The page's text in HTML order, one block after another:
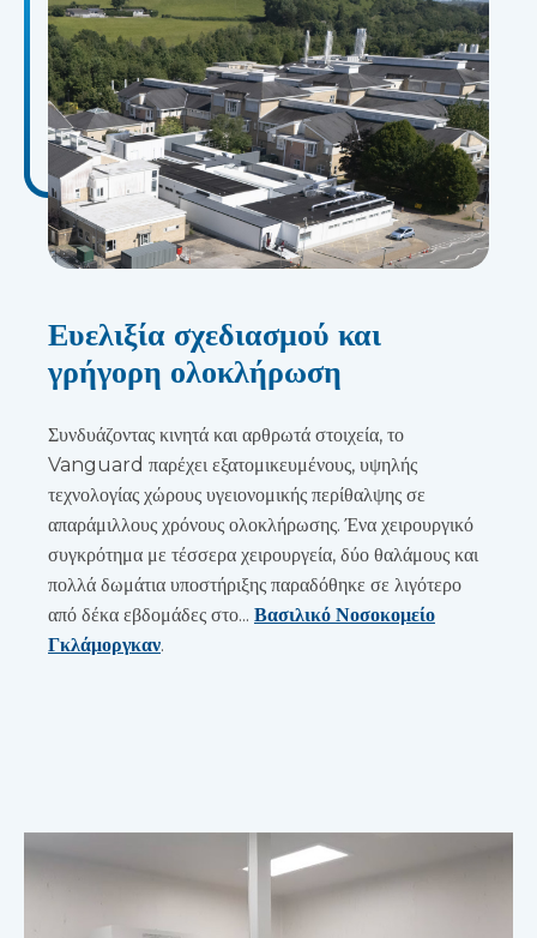
Ευελιξία σχεδιασμού και
γρήγορη ολοκλήρωση
Συνδυάζοντας κινητά και αρθρωτά στοιχεία, το
Vanguard παρέχει εξατομικευμένους, υψηλής
τεχνολογίας χώρους υγειονομικής περίθαλψης σε
απαράμιλλους χρόνους ολοκλήρωσης. Ένα χειρουργικό
συγκρότημα με τέσσερα χειρουργεία, δύο θαλάμους και
πολλά δωμάτια υποστήριξης παραδόθηκε σε λιγότερο
από δέκα εβδομάδες στο... Βασιλικό Νοσοκομείο
Γκλάμοργκαν.